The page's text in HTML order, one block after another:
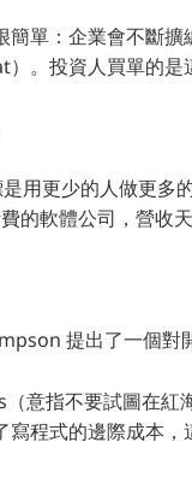
單：企業會不斷擴
。投資人買單的是
用更少的人做更多
的軟體公司，營收
提出了一個對
意指不要試圖在紅
程式的邊際成本，